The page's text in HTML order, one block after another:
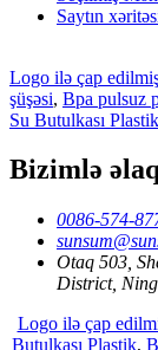
Saytın
Logo ilə çap
şüşəsi, Bpa pulsuz
Su Butulkası Plastik
Bizimlə
0086-574-
Otaq 503,
District,
Logo ilə çap
Butulkası Plastik,